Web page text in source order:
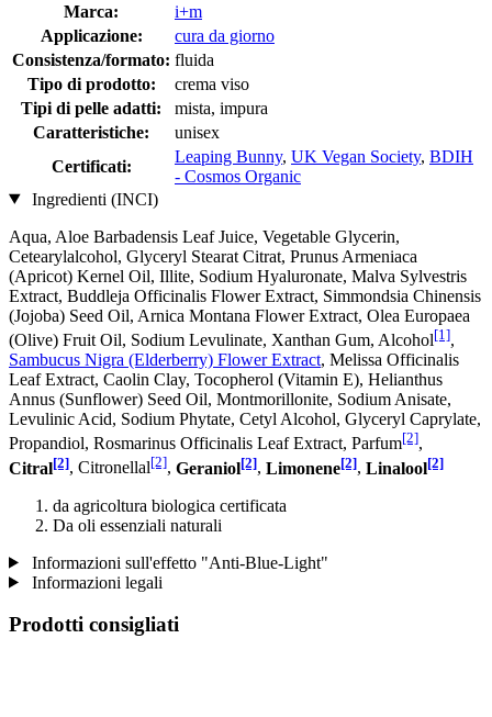
Marca:
i+m
Applicazione:
cura da giorno
Consistenza/formato: fluida
Tipo di prodotto:
crema viso
Tipi di pelle adatti:
mista, impura
Caratteristiche:
unisex
Certificati:
Leaping Bunny, UK Vegan Society, BDIH
- Cosmos Organic
Ingredienti (INCI)
Aqua, Aloe Barbadensis Leaf Juice, Vegetable Glycerin,
Cetearylalcohol, Glyceryl Stearat Citrat, Prunus Armeniaca
(Apricot) Kernel Oil, Illite, Sodium Hyaluronate, Malva Sylvestris
Extract, Buddleja Officinalis Flower Extract, Simmondsia Chinensis
(Jojoba) Seed Oil, Arnica Montana Flower Extract, Olea Europaea
(Olive) Fruit Oil, Sodium Levulinate, Xanthan Gum, Alcohol[1],
Sambucus Nigra (Elderberry) Flower Extract, Melissa Officinalis
Leaf Extract, Caolin Clay, Tocopherol (Vitamin E), Helianthus
Annus (Sunflower) Seed Oil, Montmorillonite, Sodium Anisate,
Levulinic Acid, Sodium Phytate, Cetyl Alcohol, Glyceryl Caprylate,
Propandiol, Rosmarinus Officinalis Leaf Extract, Parfum[2],
Citral[2], Citronellal[2], Geraniol[2], Limonene[2], Linalool[2]
da agricoltura biologica certificata
Da oli essenziali naturali
Informazioni sull'effetto "Anti-Blue-Light"
Informazioni legali
Prodotti consigliati